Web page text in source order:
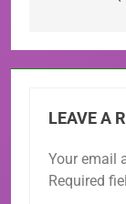
LEAVE A
Your email
Required